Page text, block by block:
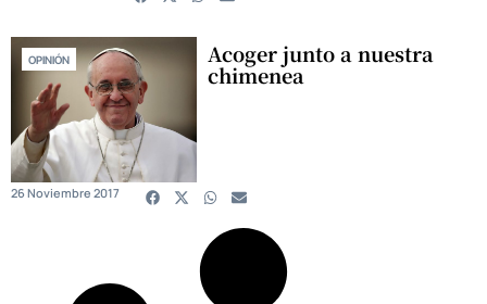
OPINIÓN Acoger junto a nuestra
chimenea
26 Noviembre 2017